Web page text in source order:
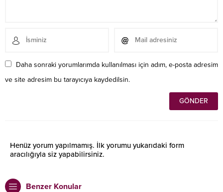
Daha sonraki yorumlarımda kullanılması için adım, e-posta adresim
ve site adresim bu tarayıcıya kaydedilsin.
Henüz yorum yapılmamış. İlk yorumu yukarıdaki form
aracılığıyla siz yapabilirsiniz.
Benzer Konular